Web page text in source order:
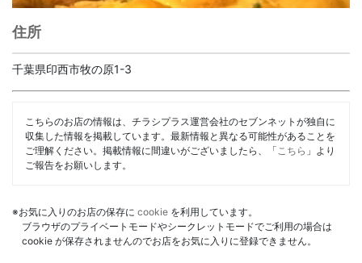
住所
千葉県印西市牧の原1-3
こちらのお店の情報は、チラシプラス運営会社のセブンネットが独自に
収集した情報を掲載しています。最新情報と異なる可能性があることを
ご理解ください。掲載情報に間違いがございましたら、「 こちら 」より
ご報告をお願いします。
※お気に入りのお店の保存に cookie を利用しています。
ブラウザのプライベートモードやシークレットモードでご利用の場合は
cookie が保存されませんのでお店をお気に入りに登録できません。